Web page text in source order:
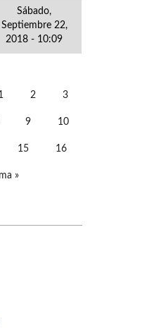
Sábado,
Septiembre 22,
2018 - 10:09
2 3
9 10
15 16
»